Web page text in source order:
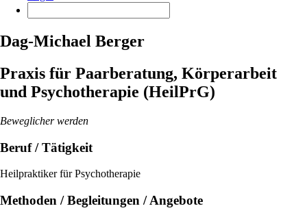
Dag-Michael Berger
Praxis für Paarberatung, Körperarbeit
und Psychotherapie (HeilPrG)
Beweglicher werden
Beruf / Tätigkeit
Heilpraktiker für Psychotherapie
Methoden / Begleitungen / Angebote